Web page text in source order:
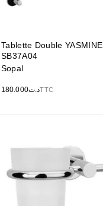
Tablette Double YASMINE
SB37A04
Sopal
د.ت180.000 TTC